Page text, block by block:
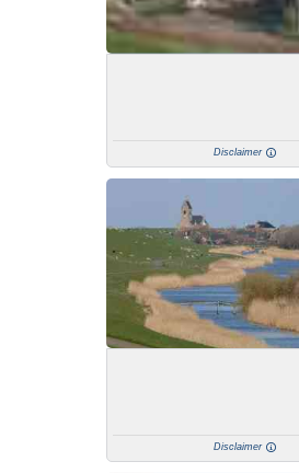
Disclaimer
Disclaimer